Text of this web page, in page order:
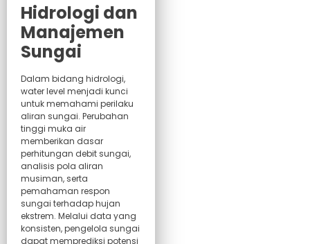
Hidrologi dan
Manajemen
Sungai
Dalam bidang hidrologi,
water level menjadi kunci
untuk memahami perilaku
aliran sungai. Perubahan
tinggi muka air
memberikan dasar
perhitungan debit sungai,
analisis pola aliran
musiman, serta
pemahaman respon
sungai terhadap hujan
ekstrem. Melalui data yang
konsisten, pengelola sungai
dapat memprediksi potensi